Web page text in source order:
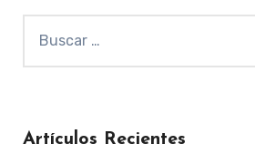
Artículos Recientes